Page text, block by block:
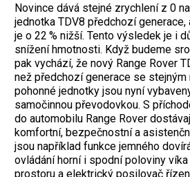
Novince dává stejné zrychlení z 0
jednotka TDV8 předchozí
je o 22 % nižší. Tento výsledek je i
snížení hmotnosti. Když budeme
pak vychází, že nový Range Rover
než předchozí generace se stejným
pohonné jednotky jsou nyní
samočinnou převodovkou. S
do automobilu Range Rover
komfortní, bezpečnostní a
jsou například funkce jem­ného
ovládání ­horní i spodní poloviny
prostoru a elektrický posilovač